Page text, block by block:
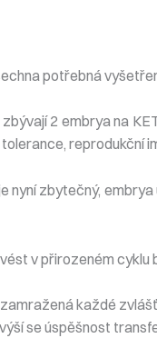
potřebná
2 embrya na
reprodukční
nyní zbytečný,
v přirozeném cyklu
každé
se úspěšnost